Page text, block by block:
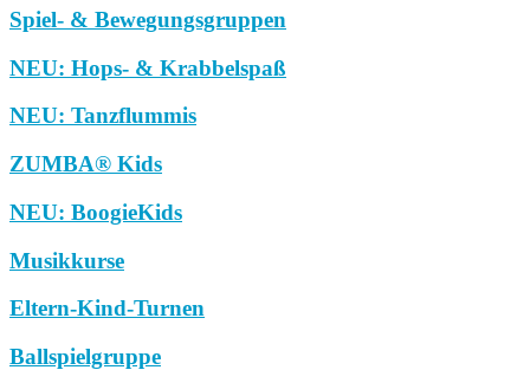
Spiel- & Bewegungsgruppen
NEU: Hops- & Krabbelspaß
NEU: Tanzflummis
ZUMBA® Kids
NEU: BoogieKids
Musikkurse
Eltern-Kind-Turnen
Ballspielgruppe